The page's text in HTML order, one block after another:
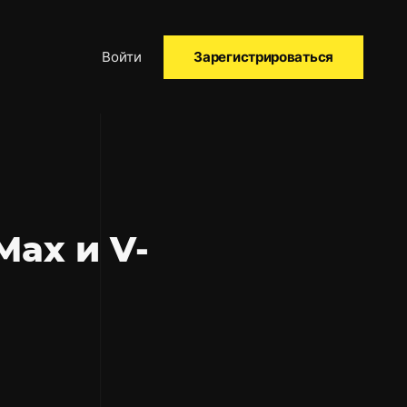
Войти Зарегистрироваться
и V-